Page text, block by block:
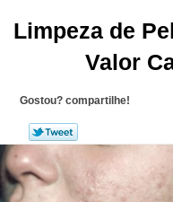
Limpeza de
Valor
Gostou? compartilhe!